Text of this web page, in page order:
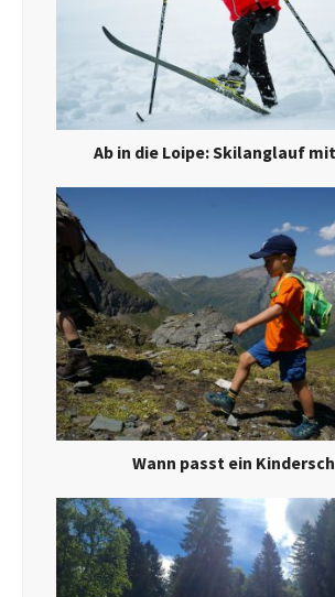
Ab in die Loipe: Skilanglauf
Wann passt ein